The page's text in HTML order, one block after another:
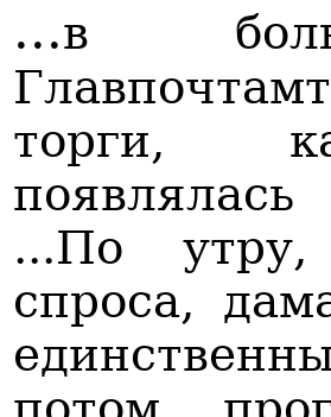
...в
торги,
...По
спроса,